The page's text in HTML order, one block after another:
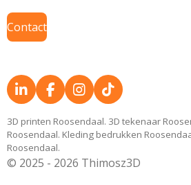
Contact
L
i
n
k
e
d
F
a
c
e
b
o
I
n
s
t
g
T
i
k
T
k
3D printen Roosendaal. 3D tekenaar
Roosendaal. Kleding bedrukken
Roosendaal.
© 2025 - 2026 Thimosz3D